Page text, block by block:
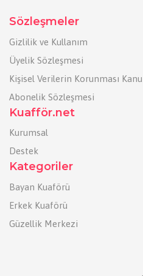
Sözleşmeler
Gizlilik ve Kullanım
Üyelik Sözleşmesi
Kişisel Verilerin Korunması
Abonelik Sözleşmesi
Kuafför.net
Kurumsal
Destek
Kategoriler
Bayan Kuaförü
Erkek Kuaförü
Güzellik Merkezi